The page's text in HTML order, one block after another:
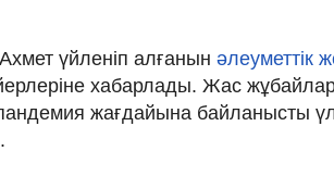
үйленіп алғанын әлеуметтік
хабарлады. Жас жұбайлар
жағдайына байланысты